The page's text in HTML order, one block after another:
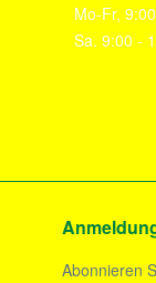
Mo-Fr,
Sa. 9:00 -
Abonnieren